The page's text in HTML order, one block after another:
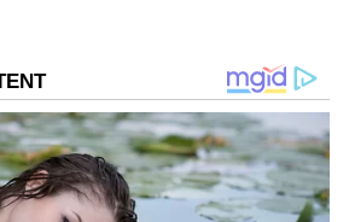
దుర్వినియోగం చేసి తిరుమల
రాయలసీమ పోరాట సమితి
నవీన్‌రెడ్డి ఆరోపించారు. ‘తిరుమల
చేయడం నిషిద్ధం.. ఇది చట్ట